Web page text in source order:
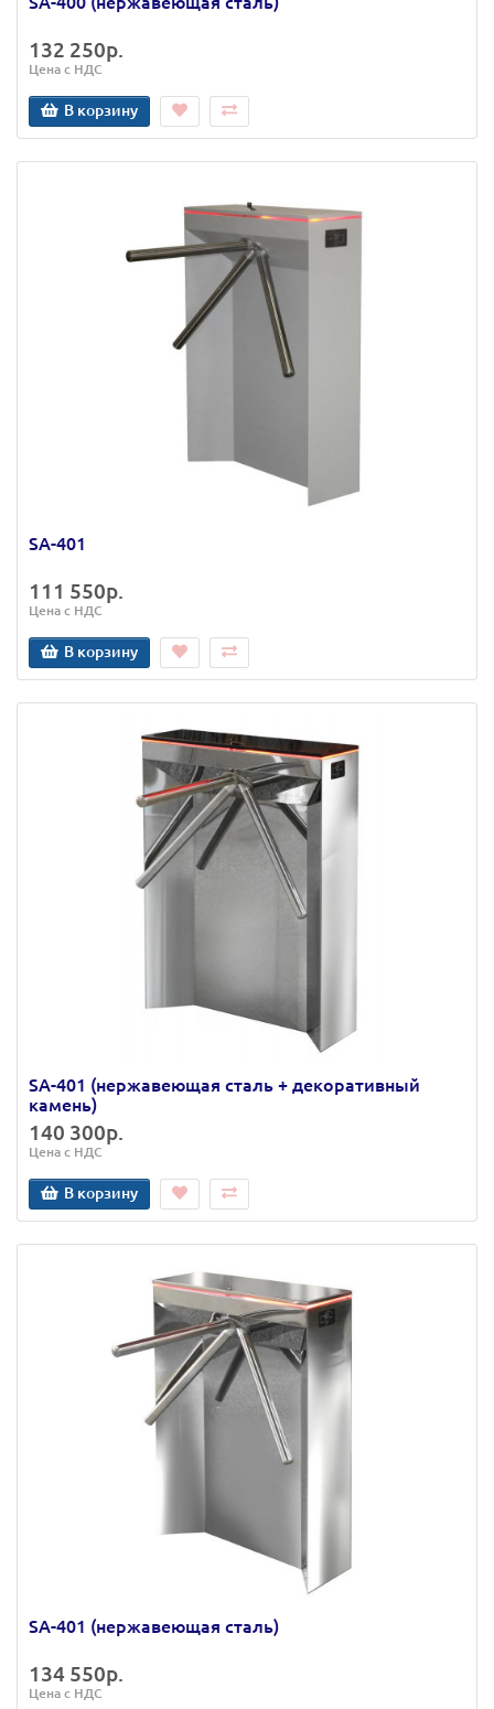
132 250р.
Цена с НДС
В корзину
SA-401
111 550р.
Цена с НДС
В корзину
SA-401 (нержавеющая сталь + декоративный
камень)
140 300р.
Цена с НДС
В корзину
SA-401 (нержавеющая сталь)
134 550р.
Цена с НДС